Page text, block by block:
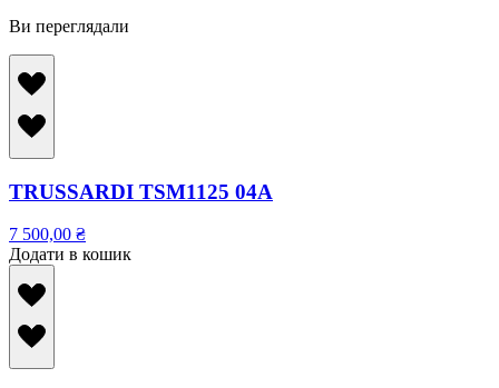
Ви переглядали
TRUSSARDI TSM1125 04A
7 500,00 ₴
Додати в кошик